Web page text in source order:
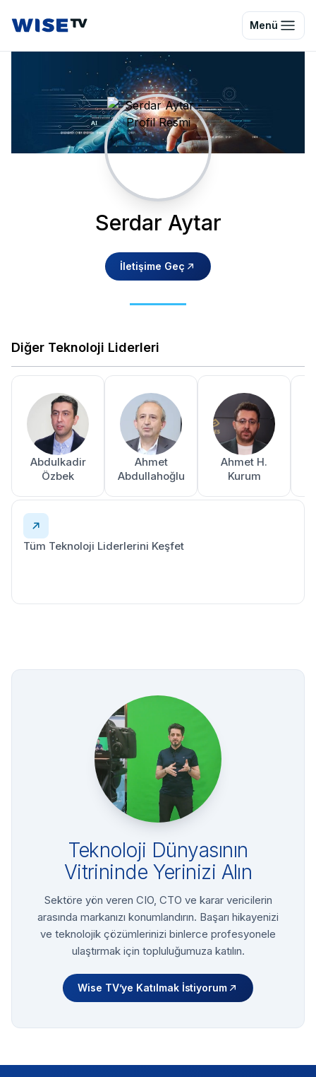
Wise TV Menü
Serdar Aytar
İletişime Geç
Diğer Teknoloji Liderleri
Abdulkadir
Özbek
Ahmet
Abdullahoğlu
Ahmet H.
Kurum
Tüm Teknoloji Liderlerini Keşfet
Teknoloji Dünyasının
Vitrininde Yerinizi Alın
Sektöre yön veren CIO, CTO ve karar vericilerin
arasında markanızı konumlandırın. Başarı hikayenizi
ve teknolojik çözümlerinizi binlerce profesyonele
ulaştırmak için topluluğumuza katılın.
Wise TV’ye Katılmak İstiyorum